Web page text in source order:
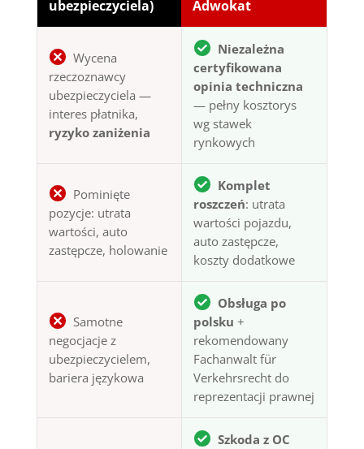
ubezpieczyciela)
Adwokat
Wycena
rzeczoznawcy
ubezpieczyciela —
interes płatnika,
ryzyko zaniżenia
Niezależna
certyfikowana
opinia techniczna
— pełny kosztorys
wg stawek
rynkowych
Pominięte
pozycje: utrata
wartości, auto
zastępcze, holowanie
Komplet
roszczeń: utrata
wartości pojazdu,
auto zastępcze,
koszty dodatkowe
Samotne
negocjacje z
ubezpieczycielem,
bariera językowa
Obsługa po
polsku +
rekomendowany
Fachanwalt für
Verkehrsrecht do
reprezentacji prawnej
Szkoda z OC